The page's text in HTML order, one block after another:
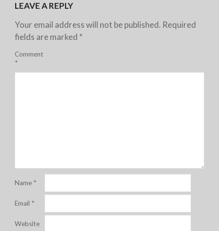
LEAVE A REPLY
Your email address will not be published. Required
fields are marked *
Comment
*
Name *
Email *
Website